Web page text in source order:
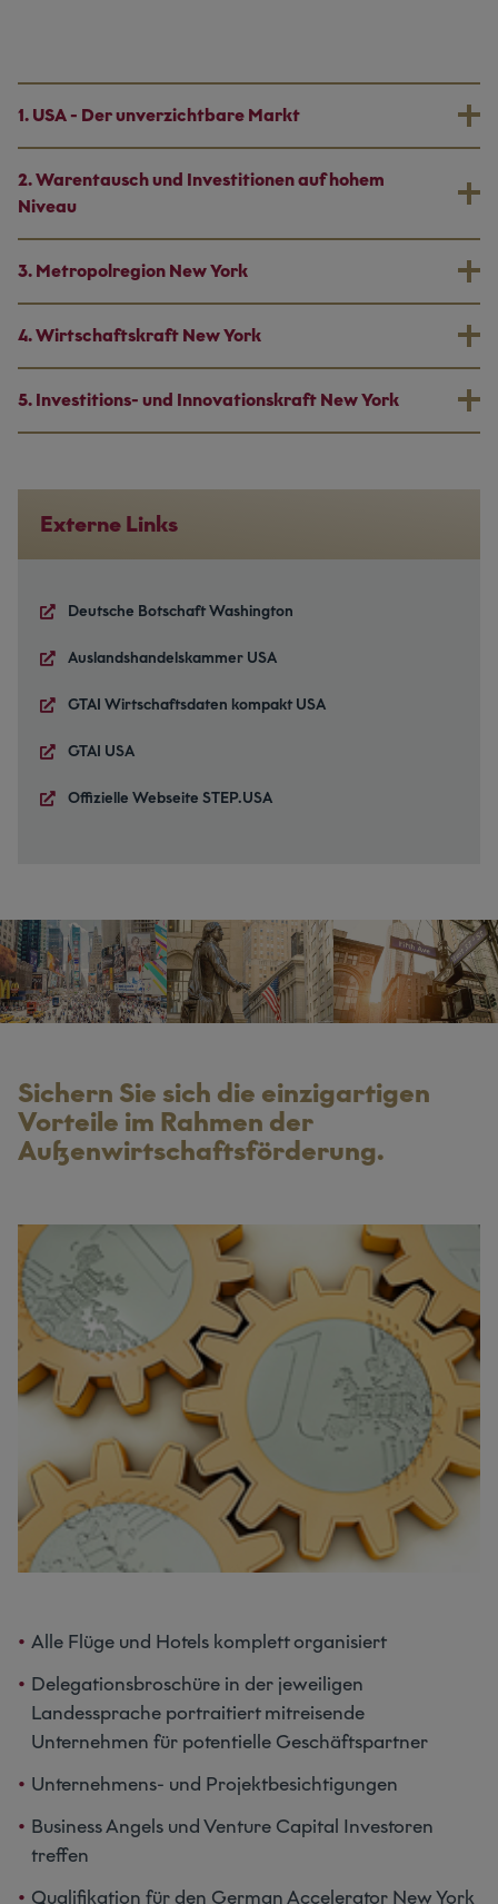
1. USA - Der unverzichtbare Markt
2. Warentausch und Investitionen auf hohem
Niveau
3. Metropolregion New York
4. Wirtschaftskraft New York
5. Investitions- und Innovationskraft New York
Externe Links
Deutsche Botschaft Washington
Auslandshandelskammer USA
GTAI Wirtschaftsdaten kompakt USA
GTAI USA
Offizielle Webseite STEP.USA
Sichern Sie sich die einzigartigen
Vorteile im Rahmen der
Außenwirtschaftsförderung.
Alle Flüge und Hotels komplett organisiert
Delegationsbroschüre in der jeweiligen
Landessprache portraitiert mitreisende
Unternehmen für potentielle Geschäftspartner
Unternehmens- und Projektbesichtigungen
Business Angels und Venture Capital Investoren
treffen
Qualifikation für den German Accelerator New York